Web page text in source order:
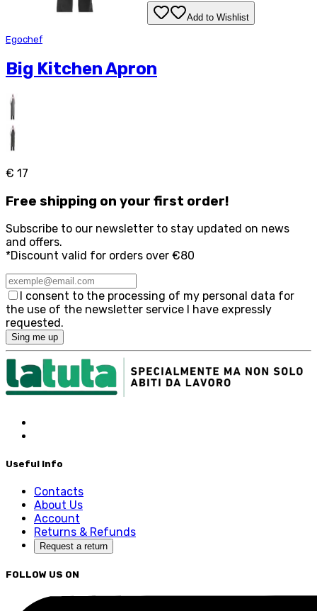
Add to Wishlist
Egochef
Big Kitchen Apron
€ 17
Free shipping on your first order!
Subscribe to our newsletter to stay updated on news
and offers.
*Discount valid for orders over €80
I consent to the processing of my personal data for
the use of the newsletter service I have expressly
requested.
Sing me up
Useful Info
Contacts
About Us
Account
Returns & Refunds
Request a return
FOLLOW US ON